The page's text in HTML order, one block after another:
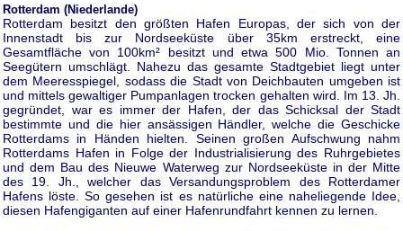
Rotterdam (Niederlande)
Rotterdam besitzt den größten Hafen Europas, der sich von der
Innenstadt bis zur Nordseeküste über 35km erstreckt, eine
Gesamtfläche von 100km² besitzt und etwa 500 Mio. Tonnen an
Seegütern umschlägt. Nahezu das gesamte Stadtgebiet liegt unter
dem Meeresspiegel, sodass die Stadt von Deichbauten umgeben ist
und mittels gewaltiger Pumpanlagen trocken gehalten wird. Im 13. Jh.
gegründet, war es immer der Hafen, der das Schicksal der Stadt
bestimmte und die hier ansässigen Händler, welche die Geschicke
Rotterdams in Händen hielten. Seinen großen Aufschwung nahm
Rotterdams Hafen in Folge der Industrialisierung des Ruhrgebietes
und dem Bau des Nieuwe Waterweg zur Nordseeküste in der Mitte
des 19. Jh., welcher das Versandungsproblem des Rotterdamer
Hafens löste. So gesehen ist es natürliche eine naheliegende Idee,
diesen Hafengiganten auf einer Hafenrundfahrt kennen zu lernen.